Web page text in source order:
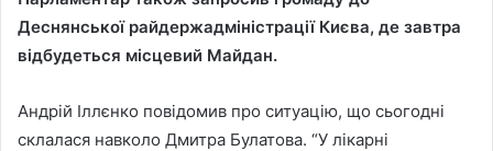
Деснянської райдержадміністрації Києва, де завтра
відбудеться місцевий Майдан.
Андрій Іллєнко повідомив про ситуацію, що сьогодні
склалася навколо Дмитра Булатова. “У лікарні